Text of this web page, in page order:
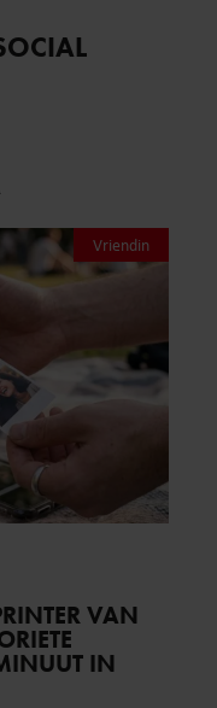
Vriendin
VAN
IN